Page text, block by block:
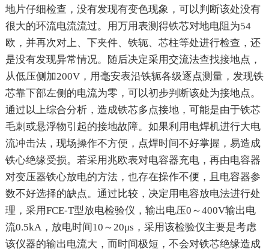
地片仔细检查，没有发现有变色现象，可以判断该处没有
很大的环流电流流过。用万用表测得铁芯对地电阻为54
欧，并再次对上、下夹件、铁轭、芯柱等处进行检查，还
是没有发现异常情况。随后决定采用交流法查找接地点，
从低压侧加200V，用毫安表沿铁轭各级逐点测量，发现铁
芯靠下部左侧的电流为零，可以初步判断该处为接地点。
通过以上综合分析，造成铁芯多点接地，可能是由于铁芯
毛刺或悬浮物引起的接地故障。如果利用电焊机进行大电
流冲击法，现场操作不方便，点焊时间不好掌握，易造成
铁心绝缘受损。若采用兆欧表对电容器充电，再由电容器
对变压器铁心放电的方法，也存在操作不便，且电容器参
数不好选择的缺点。通过比较，决定用电容放电法进行处
理，采用FCE-T型放电检验仪，输出电压0～400V输出电
流0.5kA，放电时间10～20μs，采用该检验仪主要是考虑
该仪器的输出电流大，而时间极短，不会对铁芯绝缘造成